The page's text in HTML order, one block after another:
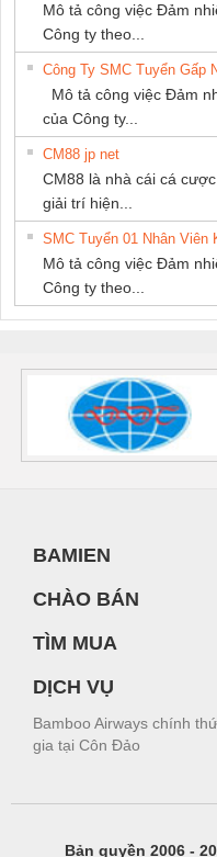
Mô tả công việc Đảm
Công ty theo...
Công Ty SMC Tuyển Gấp
Mô tả công việc Đảm
của Công ty...
CM88 jp net
CM88 là nhà cái cá
giải trí hiện...
SMC Tuyển 01 Nhân Viên
Mô tả công việc Đảm
Công ty theo...
BAMIEN
CHÀO BÁN
TÌM MUA
DỊCH VỤ
Bamboo Airways chính
gia tại Côn Đảo
Bản quyền 2006 -